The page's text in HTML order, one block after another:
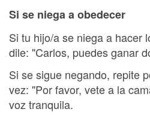
Si se niega a obedecer
Si tu hijo/a se niega a hacer
dile: "Carlos, puedes ganar
Si se sigue negando, repite
vez: "Por favor, vete a la
voz tranquila.